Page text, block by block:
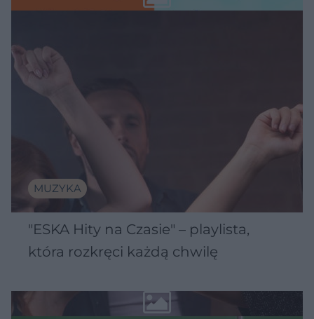
MUZYKA
"ESKA Hity na Czasie" – playlista,
która rozkręci każdą chwilę